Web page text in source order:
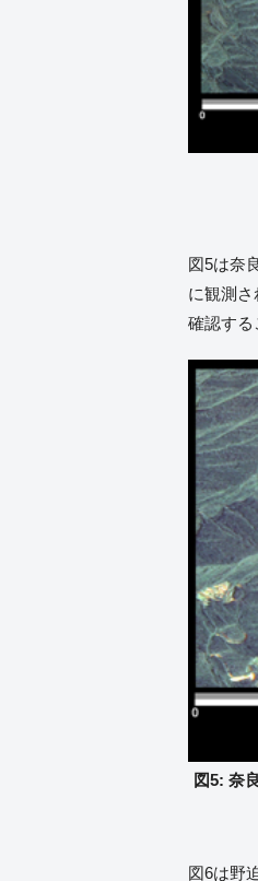
図5は奈
に観測
確認する
図5: 奈
図6は野